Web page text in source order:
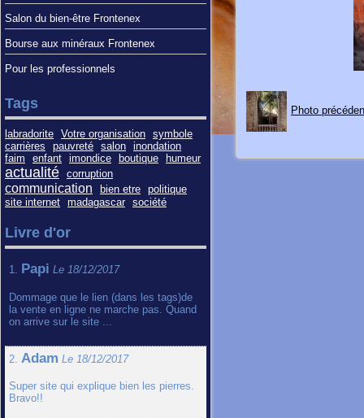
Photo
Salon du bien-être Frontenex
Bourse aux minéraux Frontenex
Pour les professionnels
Tags
labradorite Votre organisation symbole
carrières
pauvreté salon inondation
faim
enfant imondice boutique humeur
actualité corruption
communication bien etre politique
site internet madagascar société
Livre d'or
1. Papi Le 18/12/2017
Dommage que le lien (dans les tags)de
la vente en ligne ne marche pas. Quand
on arrive sur le site ...
2. Adam Le 18/12/2017
Super site qui explique bien les pierres.
Bravo!!